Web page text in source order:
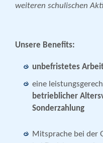
weiteren schulischen
Unsere Benefits:
unbefristetes
eine
betrieblicher
Sonderzahlung
Mitsprache bei der